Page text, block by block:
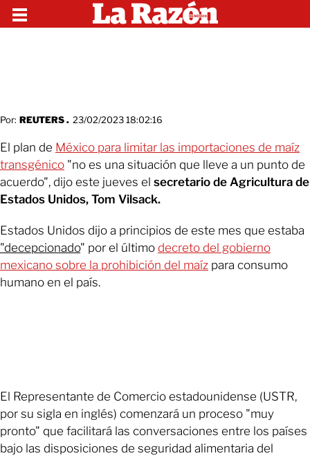
Por: REUTERS . 23/02/2023 18:02:16
El plan de México para limitar las importaciones de maíz
transgénico "no es una situación que lleve a un punto de
acuerdo", dijo este jueves el secretario de Agricultura de
Estados Unidos, Tom Vilsack.
Estados Unidos dijo a principios de este mes que estaba
"decepcionado" por el último decreto del gobierno
mexicano sobre la prohibición del maíz para consumo
humano en el país.
El Representante de Comercio estadounidense (USTR,
por su sigla en inglés) comenzará un proceso "muy
pronto" que facilitará las conversaciones entre los países
bajo las disposiciones de seguridad alimentaria del